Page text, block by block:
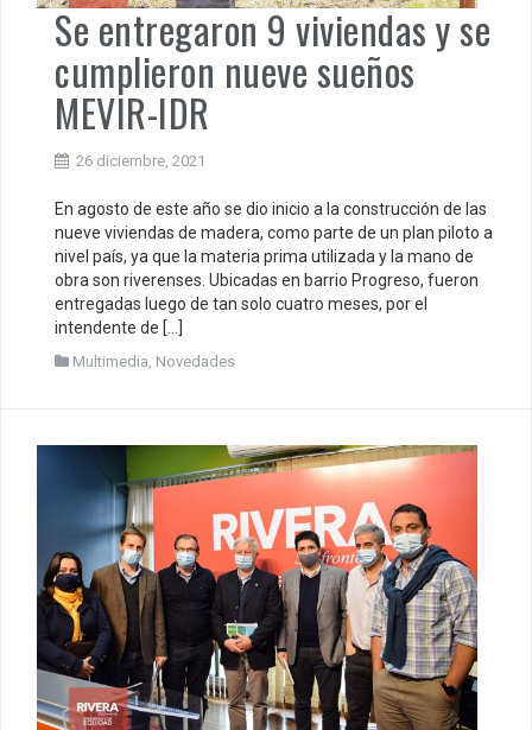
Se entregaron 9 viviendas y se
cumplieron nueve sueños
MEVIR-IDR
26 diciembre, 2021
En agosto de este año se dio inicio a la construcción de las
nueve viviendas de madera, como parte de un plan piloto a
nivel país, ya que la materia prima utilizada y la mano de
obra son riverenses. Ubicadas en barrio Progreso, fueron
entregadas luego de tan solo cuatro meses, por el
intendente de […]
Multimedia, Novedades